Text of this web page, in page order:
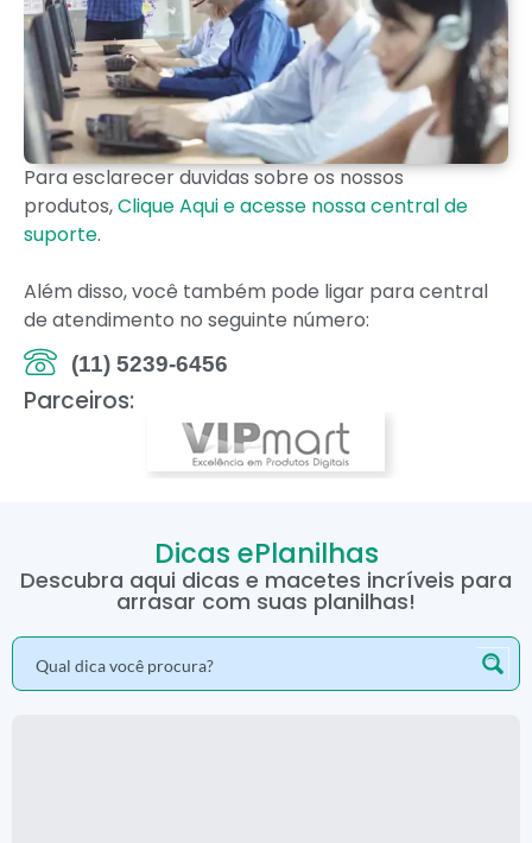
Para esclarecer duvidas sobre os nossos
produtos,Clique Aqui e acesse nossa central de
suporte.
Além disso, você também pode ligar para central
de atendimento no seguinte número:
(11) 5239-6456
Parceiros:
Dicas ePlanilhas
Descubra aqui dicas e macetes incríveis para
arrasar com suas planilhas!